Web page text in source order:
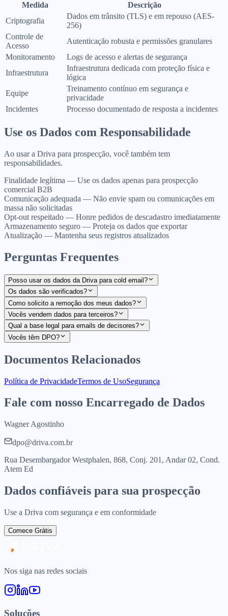
Medida
Descrição
Criptografia
Dados em trânsito (TLS) e em repouso (AES-
256)
Controle de
Acesso
Autenticação robusta e permissões granulares
Monitoramento
Logs de acesso e alertas de segurança
Infraestrutura
Infraestrutura dedicada com proteção física e
lógica
Equipe
Treinamento contínuo em segurança e
privacidade
Incidentes
Processo documentado de resposta a incidentes
Use os Dados com Responsabilidade
Ao usar a Driva para prospecção, você também tem
responsabilidades.
Finalidade legítima — Use os dados apenas para prospecção
comercial B2B
Comunicação adequada — Não envie spam ou comunicações em
massa não solicitadas
Opt-out respeitado — Honre pedidos de descadastro imediatamente
Armazenamento seguro — Proteja os dados que exportar
Atualização — Mantenha seus registros atualizados
Perguntas Frequentes
Posso usar os dados da Driva para cold email?
Os dados são verificados?
Como solicito a remoção dos meus dados?
Vocês vendem dados para terceiros?
Qual a base legal para emails de decisores?
Vocês têm DPO?
Documentos Relacionados
Política de PrivacidadeTermos de UsoSegurança
Fale com nosso Encarregado de Dados
Wagner Agostinho
dpo@driva.com.br
Rua Desembargador Westphalen, 868, Conj. 201, Andar 02, Cond.
Atem Ed
Dados confiáveis para sua prospecção
Use a Driva com segurança e em conformidade
Comece Grátis
Nos siga nas redes sociais
Soluções